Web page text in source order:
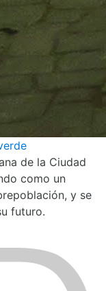
de la Ciudad
como un
y se
futuro.